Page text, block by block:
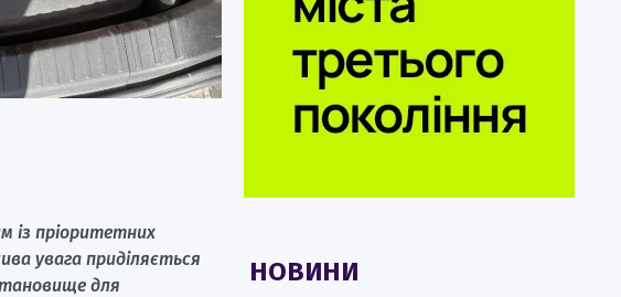
із пріоритетних
увага приділяється
для
НОВИНИ